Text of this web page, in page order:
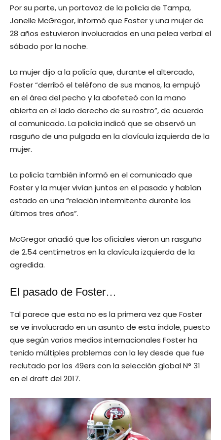
Por su parte, un portavoz de la policía de Tampa,
Janelle McGregor, informó que Foster y una mujer de
28 años estuvieron involucrados en una pelea verbal el
sábado por la noche.
La mujer dijo a la policía que, durante el altercado,
Foster “derribó el teléfono de sus manos, la empujó
en el área del pecho y la abofeteó con la mano
abierta en el lado derecho de su rostro”, de acuerdo
al comunicado. La policía indicó que se observó un
rasguño de una pulgada en la clavícula izquierda de la
mujer.
La policía también informó en el comunicado que
Foster y la mujer vivían juntos en el pasado y habían
estado en una “relación intermitente durante los
últimos tres años”.
McGregor añadió que los oficiales vieron un rasguño
de 2.54 centímetros en la clavícula izquierda de la
agredida.
El pasado de Foster…
Tal parece que esta no es la primera vez que Foster
se ve involucrado en un asunto de esta índole, puesto
que según varios medios internacionales Foster ha
tenido múltiples problemas con la ley desde que fue
reclutado por los 49ers con la selección global N° 31
en el draft del 2017.